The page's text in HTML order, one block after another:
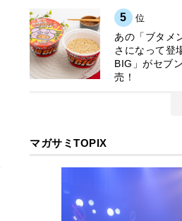
5 位
あの「ブタメ
さになって登
BIG」がセブ
売！
マガサミTOPIX